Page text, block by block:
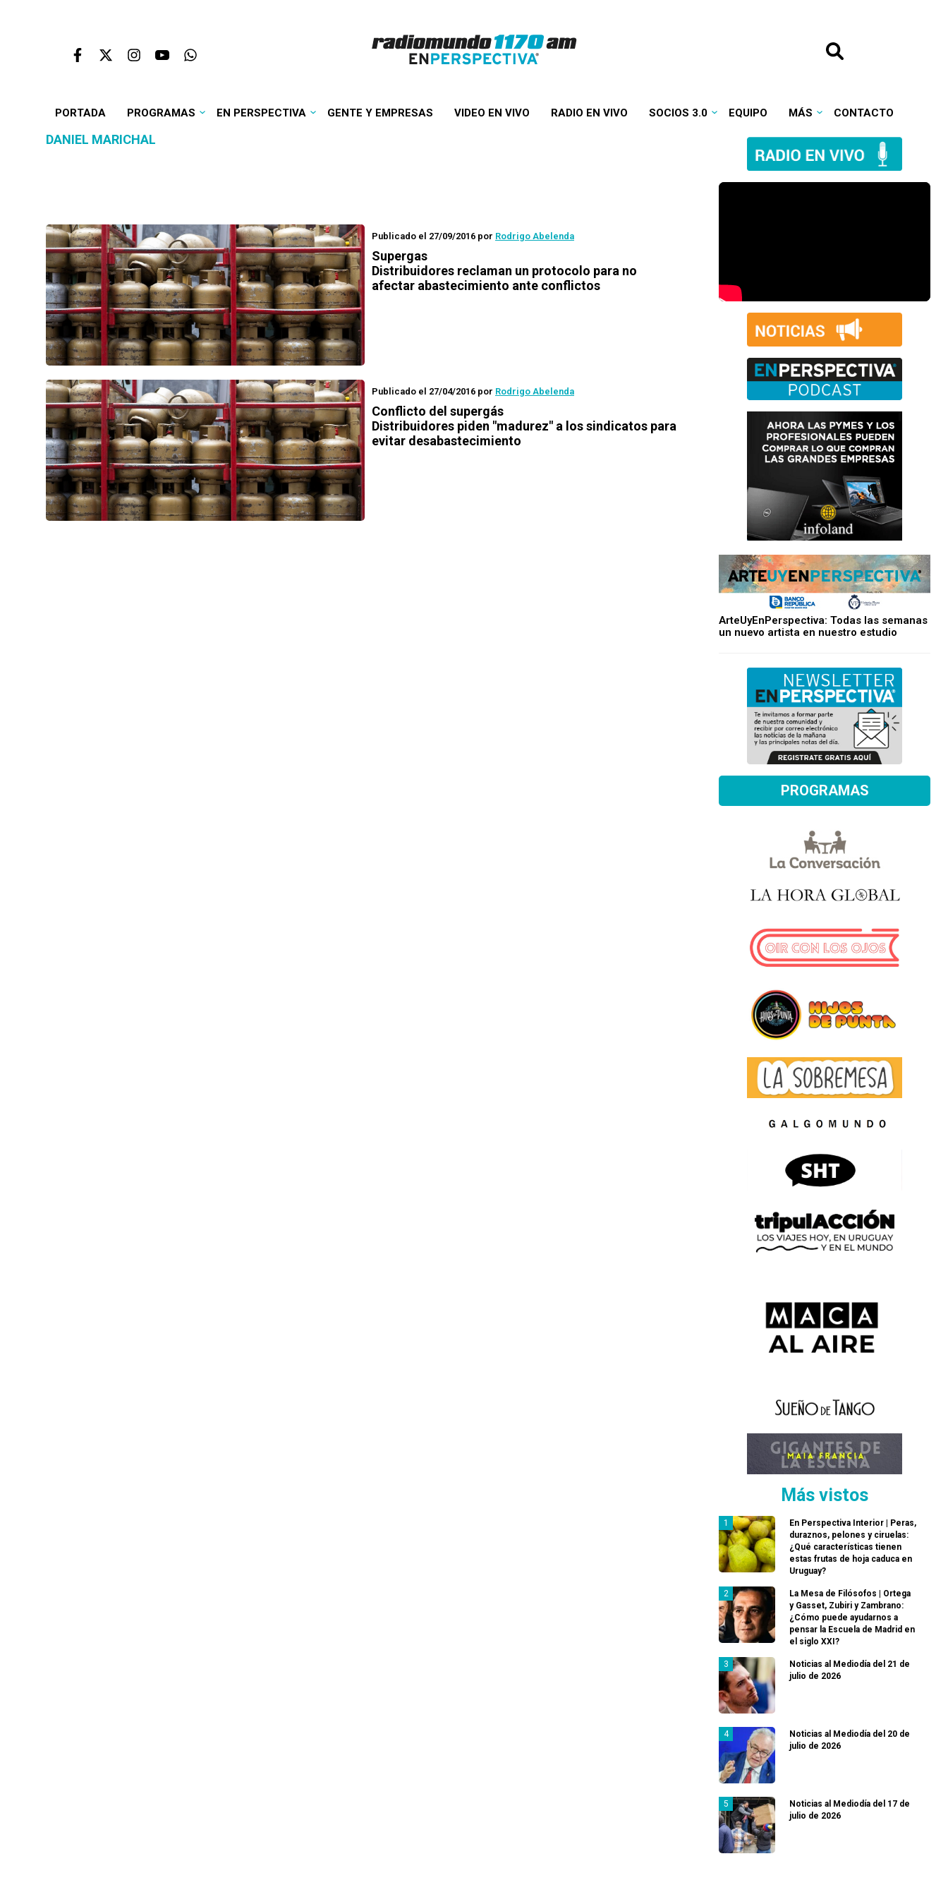
PORTADA PROGRAMAS EN PERSPECTIVA GENTE Y EMPRESAS VIDEO EN VIVO RADIO EN VIVO SOCIOS 3.0 EQUIPO MÁS CONTACTO
DANIEL MARICHAL
Publicado el 27/09/2016 por Rodrigo Abelenda
Supergas
Distribuidores reclaman un protocolo para no
afectar abastecimiento ante conflictos
Publicado el 27/04/2016 por Rodrigo Abelenda
Conflicto del supergás
Distribuidores piden "madurez" a los sindicatos para
evitar desabastecimiento
ArteUyEnPerspectiva: Todas las semanas
un nuevo artista en nuestro estudio
PROGRAMAS
Más vistos
En Perspectiva Interior | Peras,
duraznos, pelones y ciruelas:
¿Qué características tienen
estas frutas de hoja caduca en
Uruguay?
La Mesa de Filósofos | Ortega
y Gasset, Zubiri y Zambrano:
¿Cómo puede ayudarnos a
pensar la Escuela de Madrid en
el siglo XXI?
Noticias al Mediodía del 21 de
julio de 2026
Noticias al Mediodía del 20 de
julio de 2026
Noticias al Mediodía del 17 de
julio de 2026